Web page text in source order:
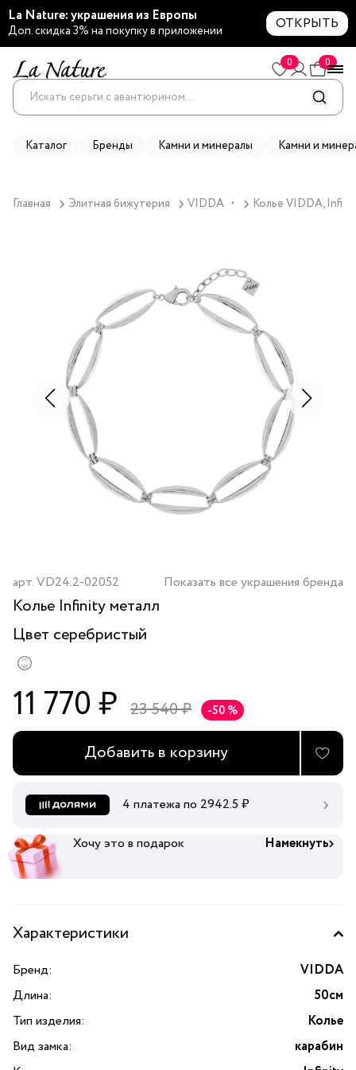
La Nature: украшения из Европы
Доп. скидка 3% на покупку в приложении ОТКРЫТЬ
0 0
Каталог Бренды Камни и минералы Камни и
Главная Элитная бижутерия VIDDA ▼ Колье VIDDA,
арт.VD24.2-02052 Показать все украшения бренда
Колье Infinity металл
Цвет серебристый
11 770 ₽ 23 540 ₽ -50 %
Добавить в корзину
4 платежа по 2942.5 ₽
Хочу это в подарок Намекнуть
Характеристики
Бренд:
VIDDA
Длина:
50см
Тип изделия:
Колье
Вид замка:
карабин